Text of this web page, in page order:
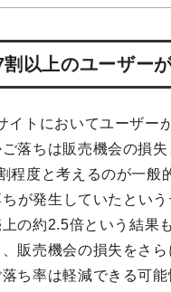
以上のユーザー
イトにおいてユーザー
落ちは販売機会の損
程度と考えるのが一
が発生していたとい
の約2.5倍という結果
販売機会の損失をさ
ち率は軽減できる可